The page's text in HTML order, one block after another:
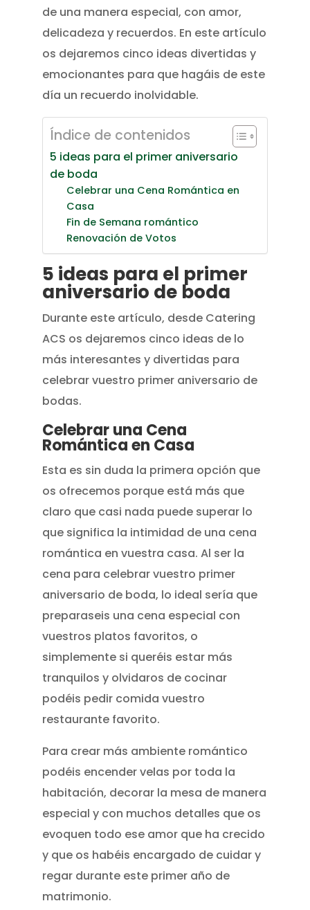
de una manera especial, con amor,
delicadeza y recuerdos. En este artículo
os dejaremos cinco ideas divertidas y
emocionantes para que hagáis de este
día un recuerdo inolvidable.
Índice de contenidos
5 ideas para el primer aniversario
de boda
Celebrar una Cena Romántica en
Casa
Fin de Semana romántico
Renovación de Votos
5 ideas para el primer
aniversario de boda
Durante este artículo, desde Catering
ACS os dejaremos cinco ideas de lo
más interesantes y divertidas para
celebrar vuestro primer aniversario de
bodas.
Celebrar una Cena
Romántica en Casa
Esta es sin duda la primera opción que
os ofrecemos porque está más que
claro que casi nada puede superar lo
que significa la intimidad de una cena
romántica en vuestra casa. Al ser la
cena para celebrar vuestro primer
aniversario de boda, lo ideal sería que
preparaseis una cena especial con
vuestros platos favoritos, o
simplemente si queréis estar más
tranquilos y olvidaros de cocinar
podéis pedir comida vuestro
restaurante favorito.
Para crear más ambiente romántico
podéis encender velas por toda la
habitación, decorar la mesa de manera
especial y con muchos detalles que os
evoquen todo ese amor que ha crecido
y que os habéis encargado de cuidar y
regar durante este primer año de
matrimonio.